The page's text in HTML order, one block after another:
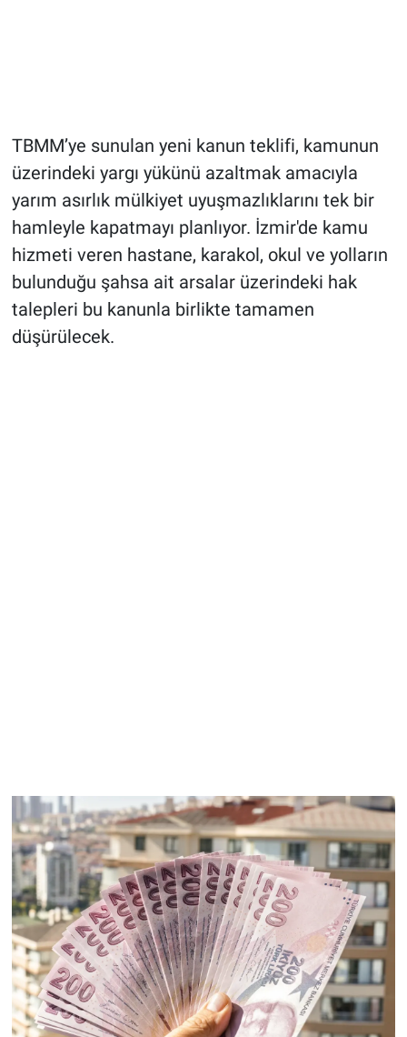
TBMM’ye sunulan yeni kanun teklifi, kamunun
üzerindeki yargı yükünü azaltmak amacıyla
yarım asırlık mülkiyet uyuşmazlıklarını tek bir
hamleyle kapatmayı planlıyor. İzmir'de kamu
hizmeti veren hastane, karakol, okul ve yolların
bulunduğu şahsa ait arsalar üzerindeki hak
talepleri bu kanunla birlikte tamamen
düşürülecek.